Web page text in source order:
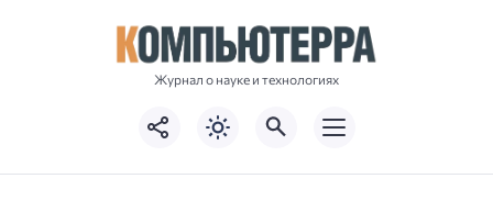
Журнал о науке и технологиях